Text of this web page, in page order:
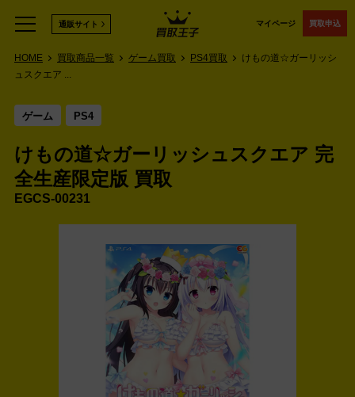
マイページ 買取申込
通販サイト
HOME 買取商品一覧 ゲーム買取 PS4買取
けもの道☆ガーリッシ
ュスクエア ...
ゲーム PS4
けもの道☆ガーリッシュスクエア 完
全生産限定版 買取
EGCS-00231